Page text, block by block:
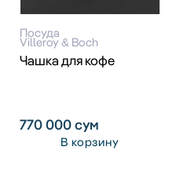
Посуда
Villeroy & Boch
Чашка для кофе
770 000сум
В корзину